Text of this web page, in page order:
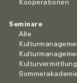
Seminare
Alle
Kulturvermittlung